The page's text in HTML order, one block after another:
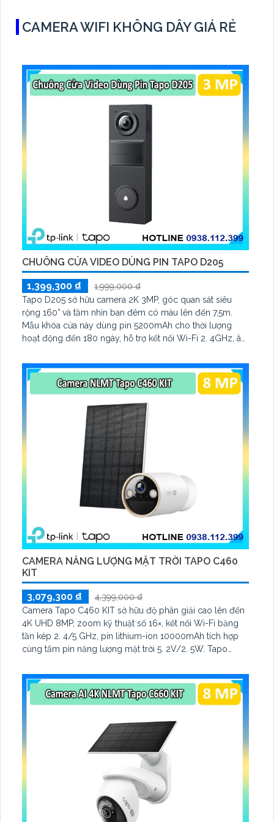
CAMERA WIFI KHÔNG DÂY GIÁ RẺ
CHUÔNG CỬA VIDEO DÙNG PIN TAPO D205
1,399,300 ₫
1,999,000 ₫
Tapo D205 sở hữu camera 2K 3MP, góc quan sát siêu
rộng 160° và tầm nhìn ban đêm có màu lên đến 7,5m.
Mẫu khóa cửa này dùng pin 5200mAh cho thời lượng
hoạt động đến 180 ngày, hỗ trợ kết nối Wi-Fi 2. 4GHz, âm
CAMERA NĂNG LƯỢNG MẶT TRỜI TAPO C460
KIT
3,079,300 ₫
4,399,000 ₫
Camera Tapo C460 KIT sở hữu độ phân giải cao lên đến
4K UHD 8MP, zoom kỹ thuật số 16×, kết nối Wi-Fi băng
tần kép 2. 4/5 GHz, pin lithium-ion 10000mAh tích hợp
cùng tấm pin năng lượng mặt trời 5. 2V/2. 5W. Tapo
biến Starlight, tầm nhìn lên đến 15 m